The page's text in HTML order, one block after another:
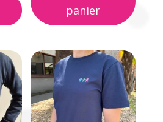
panier
Ce
produit
a
plusieurs